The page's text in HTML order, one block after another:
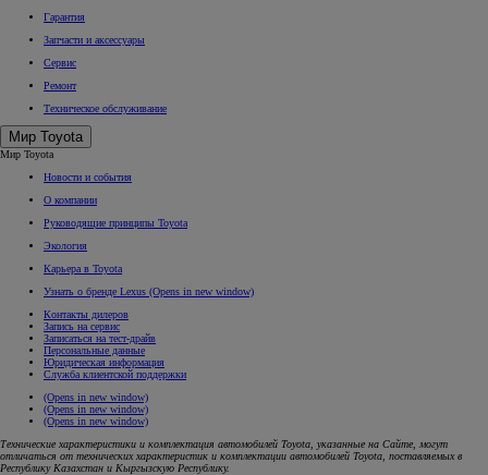
Гарантия
Запчасти и аксессуары
Сервис
Ремонт
Техническое обслуживание
Мир Toyota
Мир Toyota
Новости и события
О компании
Руководящие принципы Toyota
Экология
Карьера в Toyota
Узнать о бренде Lexus (Opens in new window)
Контакты дилеров
Запись на сервис
Записаться на тест-драйв
Персональные данные
Юридическая информация
Служба клиентской поддержки
(Opens in new window)
(Opens in new window)
(Opens in new window)
Технические характеристики и комплектация автомобилей Toyota, указанные на Сайте, могут
отличаться от технических характеристик и комплектации автомобилей Toyota, поставляемых в
Республику Казахстан и Кыргызскую Республику.